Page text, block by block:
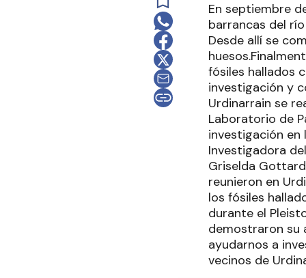
En septiembre
barrancas del
Desde allí se
fósiles hallados
investigación y
Urdinarrain se
Laboratorio de
investigación en
Investigadora
Griselda
reunieron en
los fósiles
durante el
demostraron su
ayudarnos a
vecinos de